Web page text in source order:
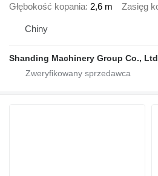
Głębokość kopania 2,6 m Zasięg
Chiny
Shanding Machinery Group Co.,